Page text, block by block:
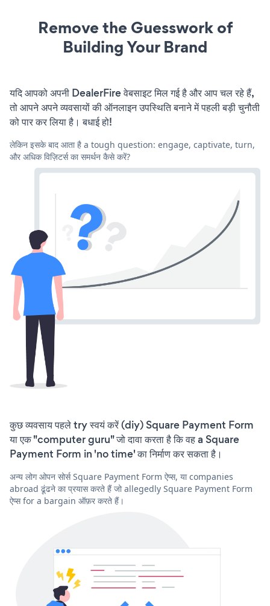
Remove the Guesswork of
Building Your Brand
यदि आपको अपनी DealerFire वेबसाइट मिल गई है और आप चल रहे हैं,
तो आपने अपने व्यवसायों की ऑनलाइन उपस्थिति बनाने में पहली बड़ी चुनौती
को पार कर लिया है। बधाई हो!
लेकिन इसके बाद आता है a tough question: engage, captivate, turn,
और अधिक विज़िटर्स का समर्थन कैसे करें?
कुछ व्यवसाय पहले try स्वयं करें (diy) Square Payment Form
या एक "computer guru" जो दावा करता है कि वह a Square
Payment Form in 'no time' का निर्माण कर सकता है।
अन्य लोग ओपन सोर्स Square Payment Form ऐप्स, या companies
abroad ढूंढने का प्रयास करते हैं जो allegedly Square Payment Form
ऐप्स for a bargain ऑफ़र करते हैं।